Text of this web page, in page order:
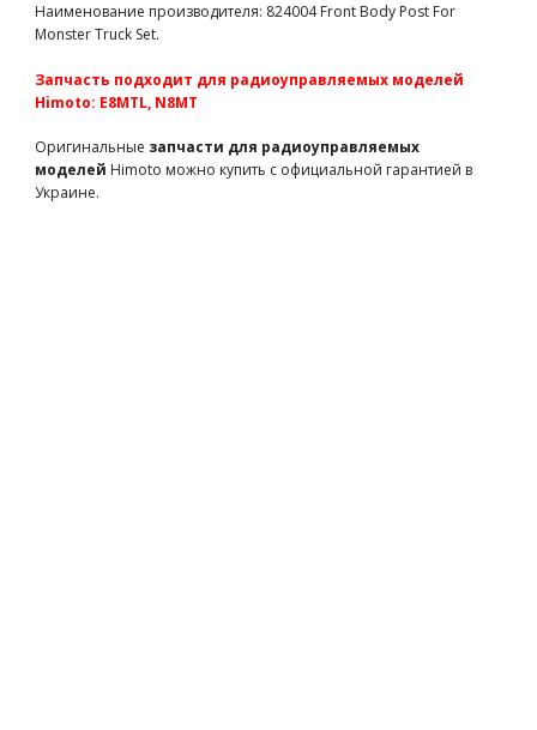
(823409 запчасти Himoto)
823409 520 грн есть в наличии
Спур 44T 1.0M пластиковый c деталями слиппера для
машинки на радиоуправлении E8MTL, E8XTL 1шт (823417
823417 560 грн есть в наличии
Шестеренчатые дифференциала приводные усилены для
Наименование производителя: 824004 Front Body Post For
Monster Truck Set.
Запчасть подходит для радиоуправляемых моделей
Himoto: E8MTL, N8MT
Оригинальные запчасти для радиоуправляемых
моделей Himoto можно купить с официальной гарантией в
Украине.